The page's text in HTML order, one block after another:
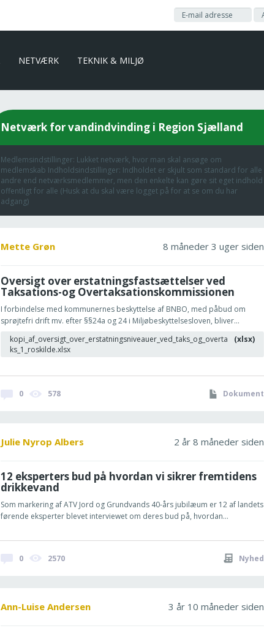
NETVÆRK TEKNIK & MILJØ
Netværk for vandindvinding i Region Sjælland
Medlemsindstillinger: Lukket netværk, hvor man skal ansøge om
medlemskab Indholdsindstillinger: Indholdet er skjult som standard for alle
andre end netværksmedlemmer, men den enkelte kan gøre sit eget indhold
offentligt for alle (Husk at du skal være logget på for at se om du har
adgang)
8 måneder 3 uger siden
Mette Grøn
Oversigt over erstatningsfastsættelser ved
Taksations-og Overtaksationskommissionen
I forbindelse med kommunernes beskyttelse af BNBO, med påbud om
sprøjtefri drift mv. efter §§24a og 24 i Miljøbeskyttelsesloven, bliver...
kopi_af_oversigt_over_erstatningsniveauer_ved_taks_og_overta
ks_1_roskilde.xlsx
(xlsx)
0 578 Dokument
2 år 8 måneder siden
Julie Nyrop Albers
12 eksperters bud på hvordan vi sikrer fremtidens
drikkevand
Som markering af ATV Jord og Grundvands 40-års jubilæum er 12 af landets
førende eksperter blevet interviewet om deres bud på, hvordan...
0 2570 Nyhed
3 år 10 måneder siden
Ann-Luise Andersen